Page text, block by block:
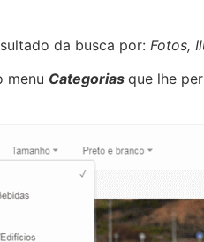
da busca por: Fotos,
menu Categorias que lhe